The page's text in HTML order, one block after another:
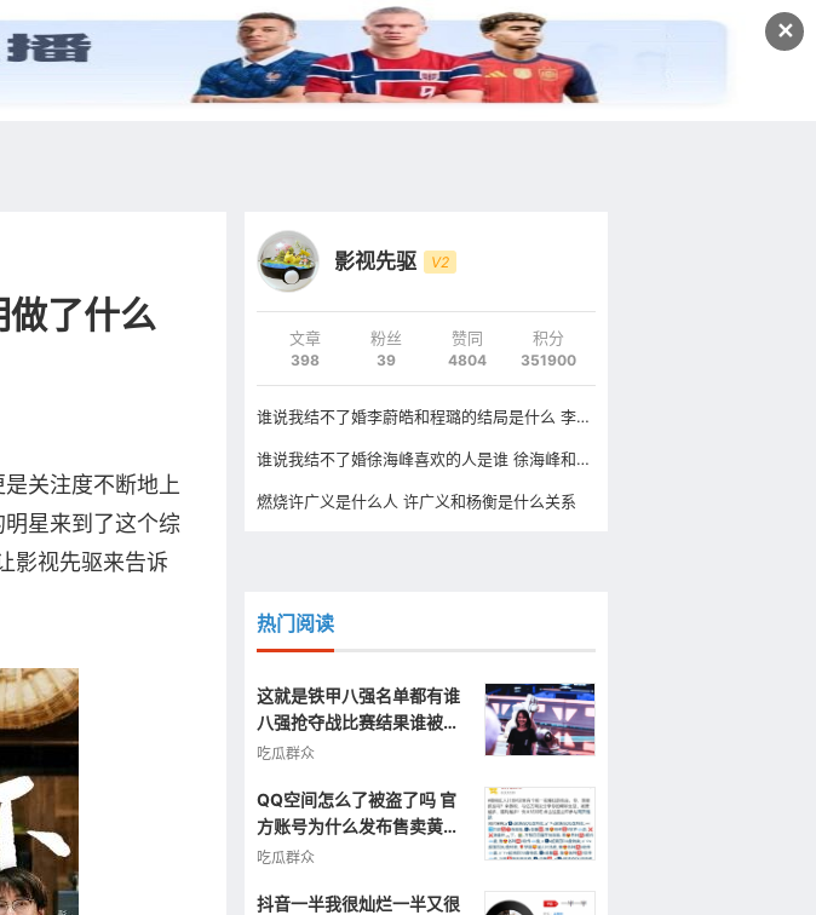
✕
发文 登录 注册
了什么
关注度不断地上
星来到了这个综
影视先驱来告诉
影视先驱 V2
文章
398
粉丝
39
赞同
4804
积分
351900
谁说我结不了婚李蔚皓和程璐的结局是什么 李蔚皓和程璐最后在一起了吗
谁说我结不了婚徐海峰喜欢的人是谁 徐海峰和田蕾是什么关系
燃烧许广义是什么人 许广义和杨衡是什么关系
热门阅读
这就是铁甲八强名单都有谁
八强抢夺战比赛结果谁被淘
汰了
吃瓜群众
QQ空间怎么了被盗了吗 官
方账号为什么发布售卖黄色
图片视频信息
吃瓜群众
抖音一半我很灿烂一半又很